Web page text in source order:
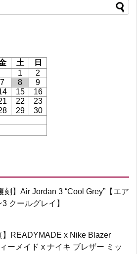
土 日
1
2
7 8
9
15
16
22
23
29
30
刻】Air Jordan 3 “Cool Grey”【エア
クールグレイ】
】READYMADE x Nike Blazer
ーメイド x ナイキ ブレザー ミッ